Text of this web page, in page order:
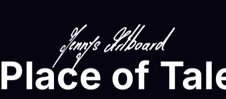
of